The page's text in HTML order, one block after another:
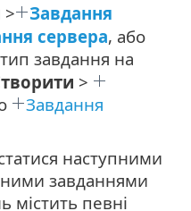
>
Завдання
сервера, або
завдання на
>
Завдання
наступними
завданнями
містить певні